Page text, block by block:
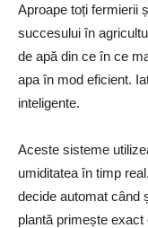
Aproape toți fermierii
succesului în
de apă din ce în ce
apa în mod eficient.
inteligente.
Aceste sisteme
umiditatea în timp
decide automat când
plantă primește exact